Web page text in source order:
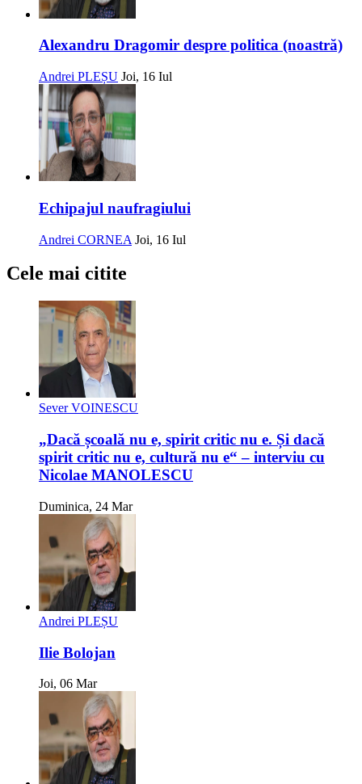
Alexandru Dragomir despre politica (noastră)
Andrei PLEȘU Joi, 16 Iul
Echipajul naufragiului
Andrei CORNEA Joi, 16 Iul
Cele mai citite
Sever VOINESCU
„Dacă școală nu e, spirit critic nu e. Și dacă
spirit critic nu e, cultură nu e“ – interviu cu
Nicolae MANOLESCU
Duminica, 24 Mar
Andrei PLEȘU
Ilie Bolojan
Joi, 06 Mar